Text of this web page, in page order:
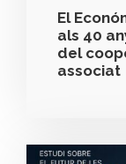
El
als 40
del
associat